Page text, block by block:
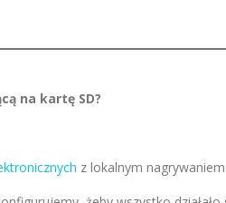
na kartę SD?
z lokalnym